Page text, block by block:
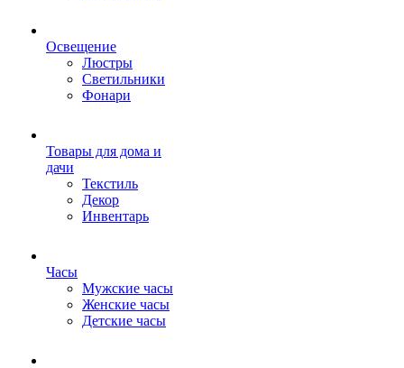
Освещение
Люстры
Светильники
Фонари
Товары для дома и
дачи
Текстиль
Декор
Инвентарь
Часы
Мужские часы
Женские часы
Детские часы